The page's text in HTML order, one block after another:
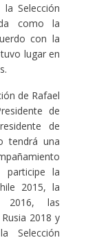
Selección
como la
con la
lugar en
de Rafael
de
de
tendrá una
la
2015, la
2016, las
2018 y
Selección